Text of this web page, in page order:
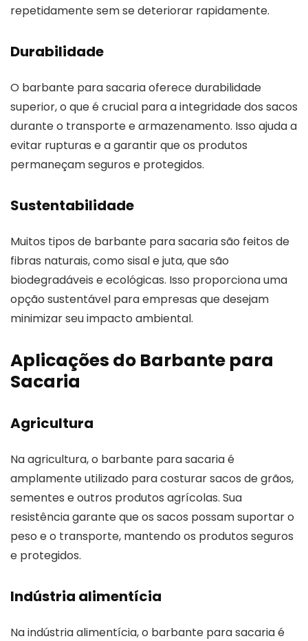
repetidamente sem se deteriorar rapidamente.
Durabilidade
O barbante para sacaria oferece durabilidade
superior, o que é crucial para a integridade dos sacos
durante o transporte e armazenamento. Isso ajuda a
evitar rupturas e a garantir que os produtos
permaneçam seguros e protegidos.
Sustentabilidade
Muitos tipos de barbante para sacaria são feitos de
fibras naturais, como sisal e juta, que são
biodegradáveis e ecológicas. Isso proporciona uma
opção sustentável para empresas que desejam
minimizar seu impacto ambiental.
Aplicações do Barbante para
Sacaria
Agricultura
Na agricultura, o barbante para sacaria é
amplamente utilizado para costurar sacos de grãos,
sementes e outros produtos agrícolas. Sua
resistência garante que os sacos possam suportar o
peso e o transporte, mantendo os produtos seguros
e protegidos.
Indústria alimentícia
Na indústria alimentícia, o barbante para sacaria é